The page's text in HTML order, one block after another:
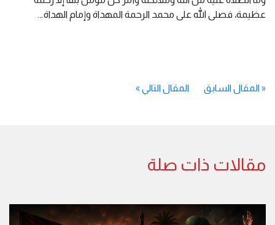
عظيمة، فصلى الله على محمد الرحمة المهداة وإمام الهداة….
«المقال السابق المقال التالي »
مقالات ذات صلة